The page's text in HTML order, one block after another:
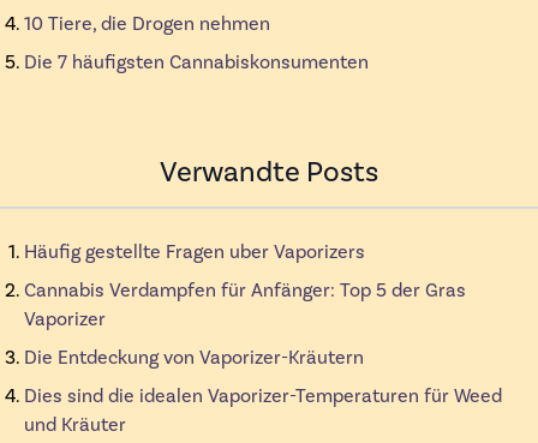
10 Tiere, die Drogen nehmen
Die 7 häufigsten Cannabiskonsumenten
Verwandte Posts
Häufig gestellte Fragen uber Vaporizers
Cannabis Verdampfen für Anfänger: Top 5 der Gras
Vaporizer
Die Entdeckung von Vaporizer-Kräutern
Dies sind die idealen Vaporizer-Temperaturen für Weed
und Kräuter